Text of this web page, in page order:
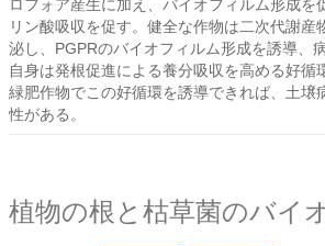
ロフォア産生に加え、バイオフィルム形成を
リン酸吸収を促す。健全な作物は二次代謝産
泌し、PGPRのバイオフィルム形成を誘導、
自身は発根促進による養分吸収を高める好循
緑肥作物でこの好循環を誘導できれば、土壌
性がある。
植物の根と枯草菌のバイ